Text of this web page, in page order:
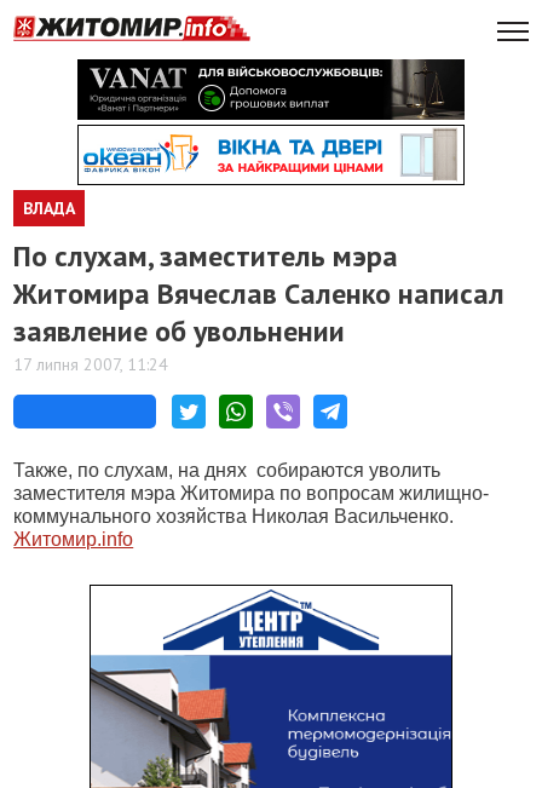
ВЛАДА
По слухам, заместитель мэра
Житомира Вячеслав Саленко написал
заявление об увольнении
17 липня 2007, 11:24
Также, по слухам, на днях собираются уволить
заместителя мэра Житомира по вопросам жилищно-
коммунального хозяйства Николая Васильченко.
Житомир.info